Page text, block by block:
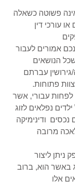
פשוטה כשאלה
עורכי דין
אמורים לעבור
הנושאים
גירושין עברתם
פתוחות.
לפחות עבורי, אשר
נפלאים לזוג
ודינימיקה
מרובה
ניתן ליצור
באשר הוא, ברוב
אלו